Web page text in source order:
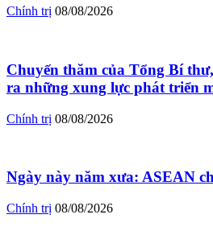
Chính trị 08/08/2026
Chuyến thăm của Tổng Bí
ra những xung lực phát triển
Chính trị 08/08/2026
Ngày này năm xưa: ASEAN
Chính trị 08/08/2026